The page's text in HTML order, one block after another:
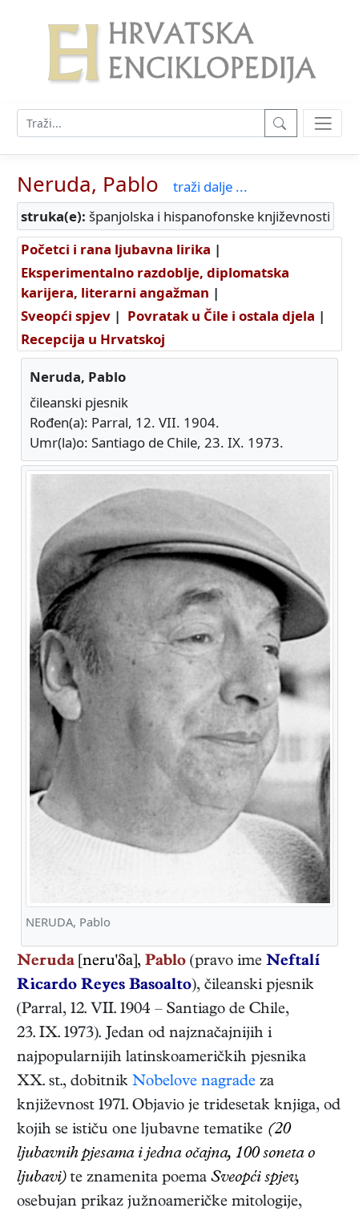
Neruda, Pablo
traži dalje ...
struka(e): španjolska i hispanofonske književnosti
Početci i rana ljubavna lirika |
Eksperimentalno razdoblje, diplomatska
karijera, literarni angažman |
Sveopći spjev | Povratak u Čile i ostala djela |
Recepcija u Hrvatskoj
Neruda, Pablo
čileanski pjesnik
Rođen(a): Parral, 12. VII. 1904.
Umr(la)o: Santiago de Chile, 23. IX. 1973.
NERUDA, Pablo
Neruda [neru'δa], Pablo (pravo ime Neftalí
Ricardo Reyes Basoalto), čileanski pjesnik
(Parral, 12. VII. 1904 – Santiago de Chile,
23. IX. 1973). Jedan od najznačajnijih i
najpopularnijih latinskoameričkih pjesnika
XX. st., dobitnik Nobelove nagrade za
književnost 1971. Objavio je tridesetak knjiga, od
kojih se ističu one ljubavne tematike (20
ljubavnih pjesama i jedna očajna, 100 soneta o
ljubavi)te znamenita poema Sveopći spjev,
osebujan prikaz južnoameričke mitologije,